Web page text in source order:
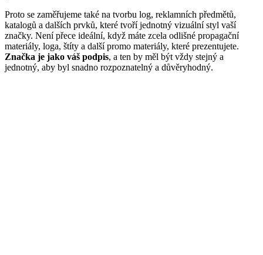
Proto se zaměřujeme také na tvorbu log, reklamních předmětů,
katalogů a dalších prvků, které tvoří jednotný vizuální styl vaší
značky. Není přece ideální, když máte zcela odlišné propagační
materiály, loga, štíty a další promo materiály, které prezentujete.
Značka je jako váš podpis, a ten by měl být vždy stejný a
jednotný, aby byl snadno rozpoznatelný a důvěryhodný.